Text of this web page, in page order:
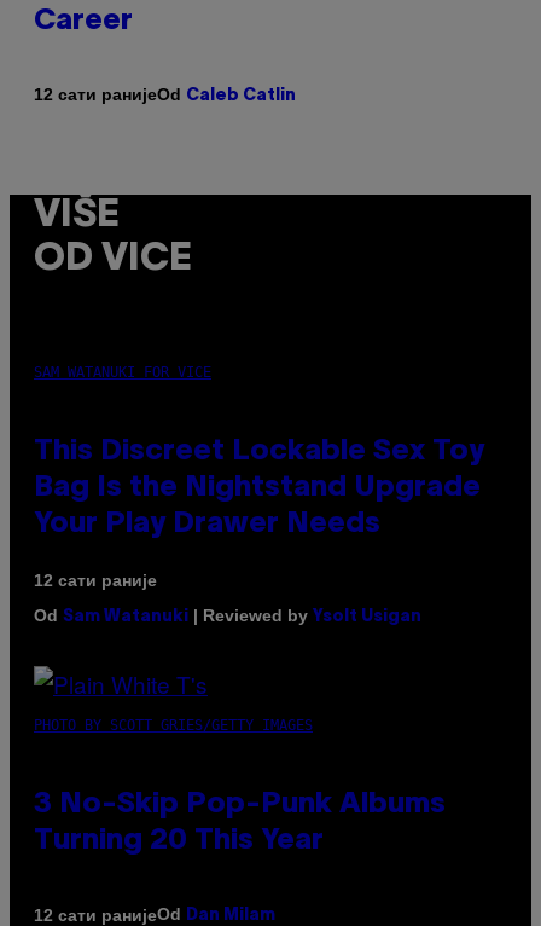
Career
12 сати ранијеOd Caleb Catlin
VIŠE
OD VICE
SAM WATANUKI FOR VICE
This Discreet Lockable Sex Toy
Bag Is the Nightstand Upgrade
Your Play Drawer Needs
12 сати раније
Od Sam Watanuki | Reviewed by Ysolt Usigan
PHOTO BY SCOTT GRIES/GETTY IMAGES
3 No-Skip Pop-Punk Albums
Turning 20 This Year
12 сати ранијеOd Dan Milam